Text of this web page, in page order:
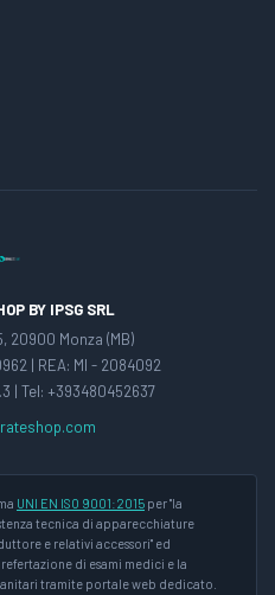
BY IPSG SRL
20900 Monza (MB)
| REA: MI - 2084092
| Tel: +393480452637
UNI EN ISO 9001:2015 per "la
tecnica di apparecchiature
e relativi accessori" ed
di esami medici e la
tramite portale web dedicato.